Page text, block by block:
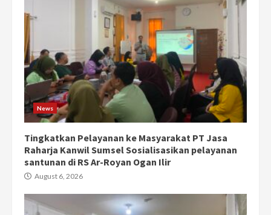
News
Tingkatkan Pelayanan ke Masyarakat PT Jasa
Raharja Kanwil Sumsel Sosialisasikan pelayanan
santunan di RS Ar-Royan Ogan Ilir
August 6, 2026